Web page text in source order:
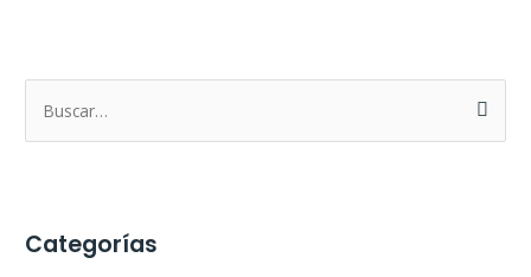
u
a
Categorías